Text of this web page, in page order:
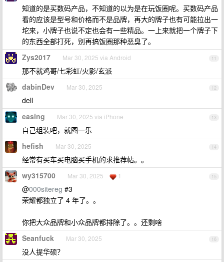
知道的是买数码产品，不知道的以为是在玩饭圈呢。买数码产品
看的应该是型号和价格而不是品牌，再大的牌子也有可能拉出一
坨来，小牌子也说不定也会有一些精品。一上来就把一个牌子下
的东西全部打死，别再搞饭圈那种恶臭了。
11
Zys2017 Mar 30, 2025 via Android
那不就鸡哥/七彩虹/火影/玄派
12
dabinDev Mar 30, 2025
dell
13
easing Mar 30, 2025 via iPhone
自己组装吧，就图一乐
14
hefish Mar 30, 2025
经常有买车买电脑买手机的求推荐帖。。
15
wy315700 Mar 30, 2025 1
@000sitereg #3
荣耀都独立了 4 年了。。
你把大众品牌和小众品牌都排除了。。还剩啥
16
Seanfuck Mar 30, 2025
没人提华硕？